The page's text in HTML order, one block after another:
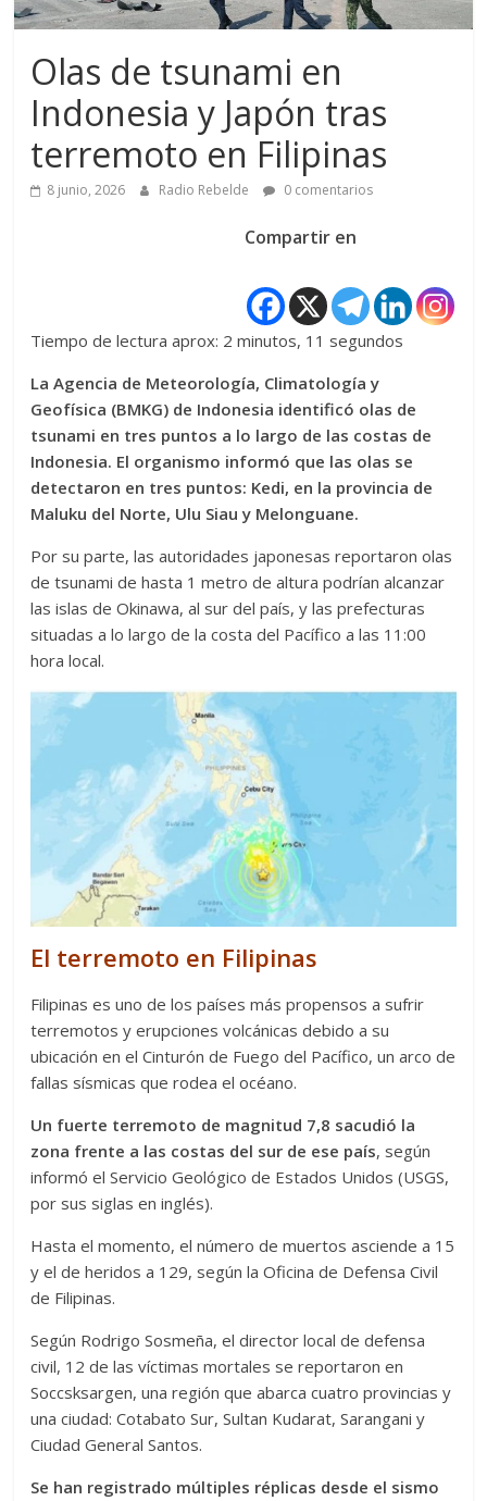
Olas de tsunami en
Indonesia y Japón tras
terremoto en Filipinas
8 junio, 2026 Radio Rebelde 0 comentarios
Compartir en
Tiempo de lectura aprox: 2 minutos, 11 segundos
La Agencia de Meteorología, Climatología y
Geofísica (BMKG) de Indonesia identificó olas de
tsunami en tres puntos a lo largo de las costas de
Indonesia. El organismo informó que las olas se
detectaron en tres puntos: Kedi, en la provincia de
Maluku del Norte, Ulu Siau y Melonguane.
Por su parte, las autoridades japonesas reportaron olas
de tsunami de hasta 1 metro de altura podrían alcanzar
las islas de Okinawa, al sur del país, y las prefecturas
situadas a lo largo de la costa del Pacífico a las 11:00
hora local.
El terremoto en Filipinas
Filipinas es uno de los países más propensos a sufrir
terremotos y erupciones volcánicas debido a su
ubicación en el Cinturón de Fuego del Pacífico, un arco de
fallas sísmicas que rodea el océano.
Un fuerte terremoto de magnitud 7,8 sacudió la
zona frente a las costas del sur de ese país, según
informó el Servicio Geológico de Estados Unidos (USGS,
por sus siglas en inglés).
Hasta el momento, el número de muertos asciende a 15
y el de heridos a 129, según la Oficina de Defensa Civil
de Filipinas.
Según Rodrigo Sosmeña, el director local de defensa
civil, 12 de las víctimas mortales se reportaron en
Soccsksargen, una región que abarca cuatro provincias y
una ciudad: Cotabato Sur, Sultan Kudarat, Sarangani y
Ciudad General Santos.
Se han registrado múltiples réplicas desde el sismo